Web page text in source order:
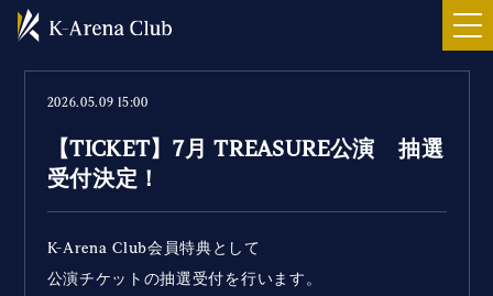
2026.05.09 15:00
【TICKET】7月 TREASURE公演 抽選
受付決定！
K-Arena Club会員特典として
公演チケットの抽選受付を行います。